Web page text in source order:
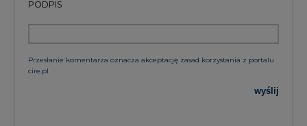
Przesłanie komentarza oznacza akceptację zasad korzystania z portalu